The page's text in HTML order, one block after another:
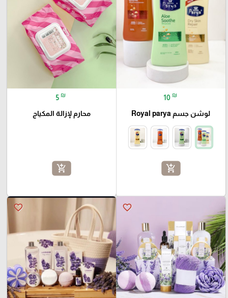
10 ₪
لوشن جسم Royal parya
add_shopping_cart
5 ₪
محارم لإزالة المكياج
add_shopping_cart
favorite_border
favorite_border